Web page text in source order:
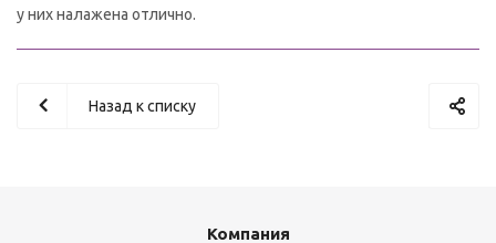
у них налажена отлично.
Назад к списку
Компания